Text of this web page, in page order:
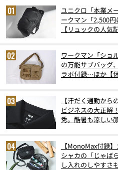
ユニクロ「本業メ
ークマン「2,500
【リュックの人気
ワークマン「ショ
の万能サブバッグ
ラボ付録…ほか【
【汗だく通勤か
ビジネスの大正解
秀。酷暑も涼しい
【MonoMax付録
シャカの「じゃば
し入れのしやすさ